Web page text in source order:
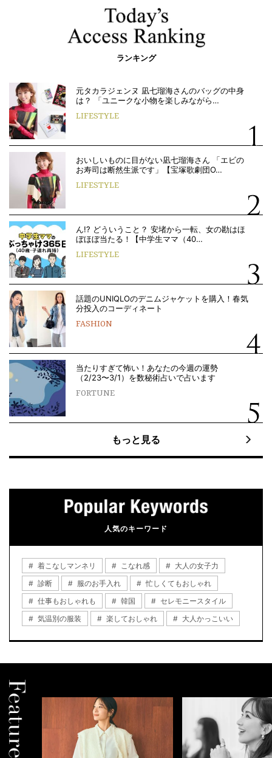
ランキング
元タカラジェンヌ 凪七瑠海さんのバッグの中身
は？ 「ユニークな小物を楽しみながら…
LIFESTYLE
おいしいものに目がない凪七瑠海さん 「エビの
お寿司は断然生派です」【宝塚歌劇団O…
LIFESTYLE
ん!? どういうこと？ 安堵から一転、女の勘はほ
ぼほぼ当たる！【中学生ママ（40…
LIFESTYLE
話題のUNIQLOのデニムジャケットを購入！春気
分投入のコーディネート
FASHION
当たりすぎて怖い！あなたの今週の運勢
（2/23〜3/1）を数秘術占いで占います
FORTUNE
もっと見る
人気のキーワード
着こなしマンネリ こなれ感
大人の女子力
診断
服のお手入れ
忙しくてもおしゃれ
仕事もおしゃれも
韓国
セレモニースタイル
気温別の服装
楽しておしゃれ 大人かっこいい